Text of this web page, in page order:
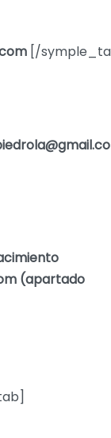
[/
(apartado